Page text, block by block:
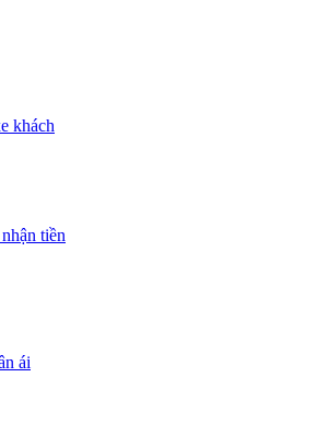
khách
tiền
ái